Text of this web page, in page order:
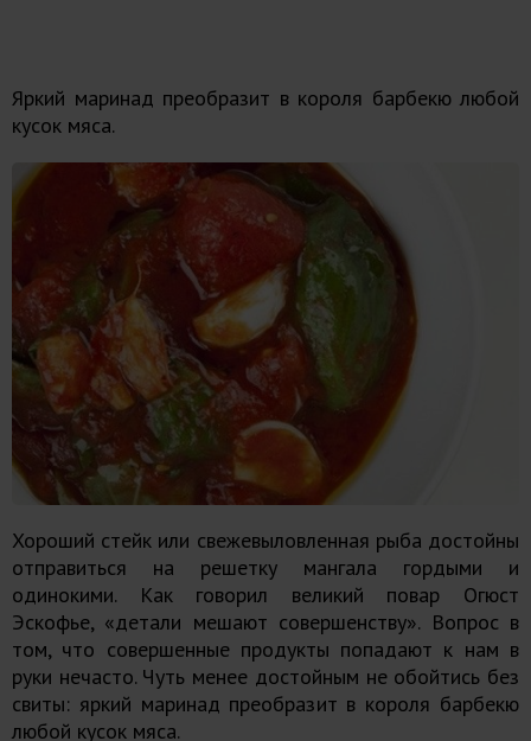
Яркий маринад преобразит в короля барбекю любой
кусок мяса.
Хороший стейк или свежевыловленная рыба достойны
отправиться на решетку мангала гордыми и
одинокими. Как говорил великий повар Огюст
Эскофье, «детали мешают совершенству». Вопрос в
том, что совершенные продукты попадают к нам в
руки нечасто. Чуть менее достойным не обойтись без
свиты: яркий маринад преобразит в короля барбекю
любой кусок мяса.